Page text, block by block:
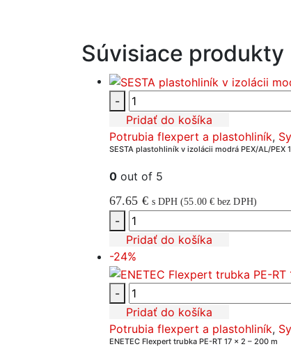
Súvisiace produkty
-
Pridať do košíka
Potrubia flexpert a plastohliník,
SESTA plastohliník v izolácii modrá PEX/AL/PEX
0 out of 5
67.65 € s DPH (55.00 € bez DPH)
-
Pridať do košíka
-24%
-
Pridať do košíka
Potrubia flexpert a plastohliník,
ENETEC Flexpert trubka PE-RT 17 x 2 – 200 m